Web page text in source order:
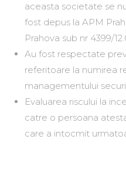
aceasta societate se
fost depus la APM
Prahova sub nr 4399/
Au fost respectate
referitoare la numirea
managementului
Evaluarea riscului la
catre o persoana
care a intocmit